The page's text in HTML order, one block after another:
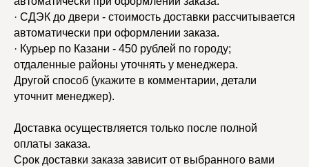
· СДЭК до двери - стоимость доставки рассчитывается
автоматически при оформлении заказа.
· Курьер по Казани - 450 рублей по городу;
отдаленные районы уточнять у менеджера.
Другой способ (укажите в комментарии, детали
уточнит менеджер).
Доставка осуществляется только после полной
оплаты заказа.
Срок доставки заказа зависит от выбранного вами